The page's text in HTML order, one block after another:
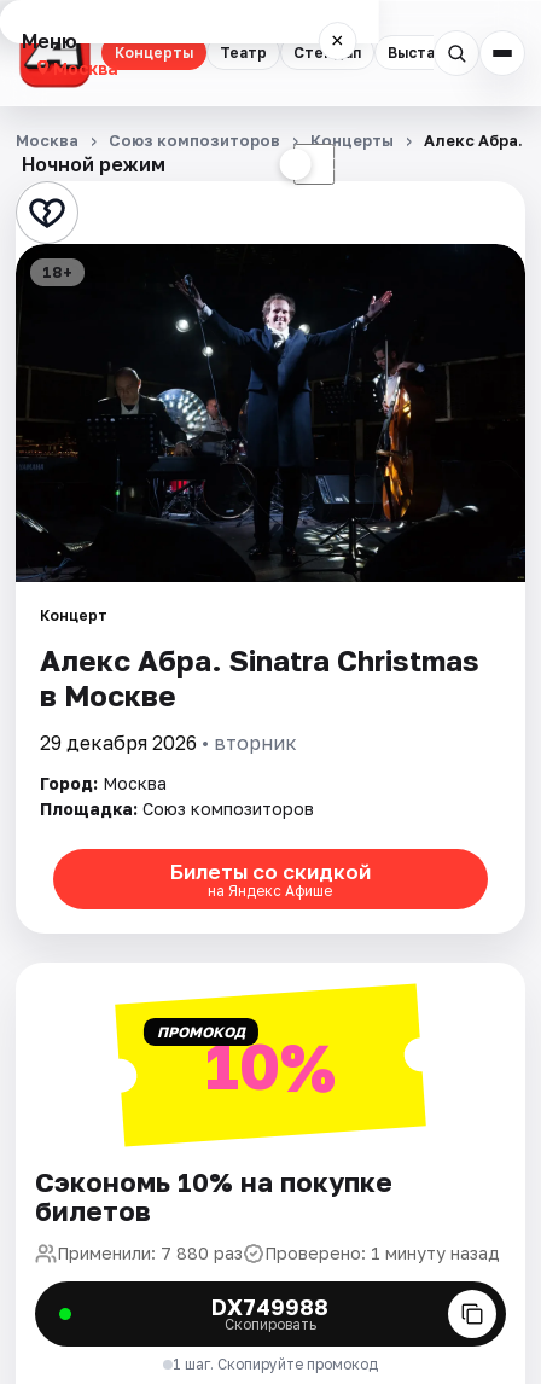
Концерты Театр Стендап Выставки
Меню ×
Москва
Концерты
Театр
Стендап
Экскурсии
Спорт
События
Площадки
Артисты
Ночной режим ☾
Москва Союз композиторов Концерты Алекс Абра.
18+
Концерт
Алекс Абра. Sinatra Christmas
в Москве
29 декабря 2026 • вторник
Город: Москва
Площадка: Союз композиторов
Билеты со скидкой
на Яндекс Афише
ПРОМОКОД10%
Сэкономь 10% на покупке
билетов
Применили: 7 880 раз Проверено: 1 минуту назад
DX749988
Скопировать
1 шаг. Скопируйте промокод